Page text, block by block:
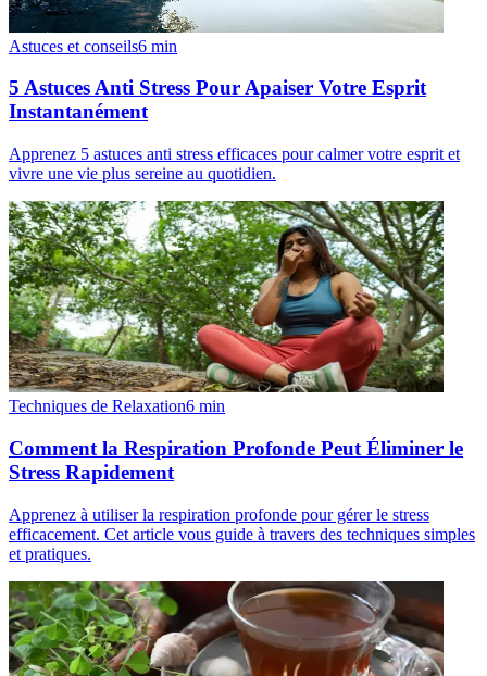
Astuces et conseils6 min
5 Astuces Anti Stress Pour Apaiser Votre Esprit
Instantanément
Apprenez 5 astuces anti stress efficaces pour calmer votre esprit et
vivre une vie plus sereine au quotidien.
Techniques de Relaxation6 min
Comment la Respiration Profonde Peut Éliminer le
Stress Rapidement
Apprenez à utiliser la respiration profonde pour gérer le stress
efficacement. Cet article vous guide à travers des techniques simples
et pratiques.